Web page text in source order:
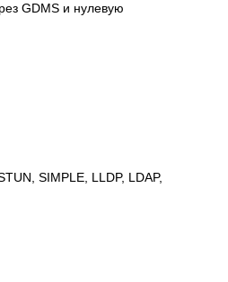
GDMS и нулевую
SIMPLE, LLDP, LDAP,